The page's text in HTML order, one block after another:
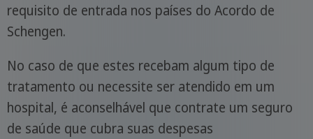
requisito de entrada nos países do Acordo de
Schengen.
No caso de que estes recebam algum tipo de
tratamento ou necessite ser atendido em um
hospital, é aconselhável que contrate um seguro
de saúde que cubra suas despesas